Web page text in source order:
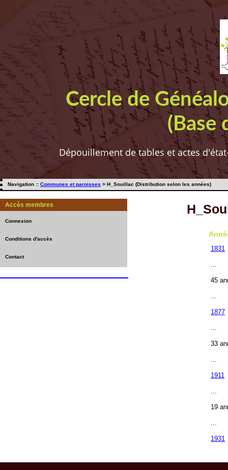
Cercle de
(Base
Dépouillement de tables et actes
Navigation :: Communes et paroisses > H_Souillac (Distribution selon les années)
Accès membres
Connexion
Conditions d'accès
Contact
1831
45
1877
33
1911
19
1931